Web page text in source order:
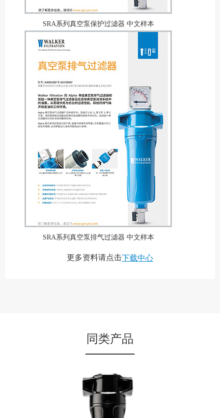
SRA系列真空泵保护过滤器 中文样本
SRA系列真空泵排气过滤器 中文样本
更多资料请点击下载中心
同类产品